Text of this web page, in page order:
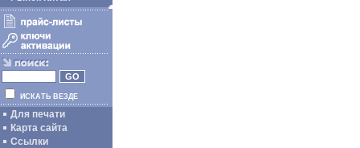
ИСКАТЬ ВЕЗДЕ
Для печати
Карта сайта
Ссылки